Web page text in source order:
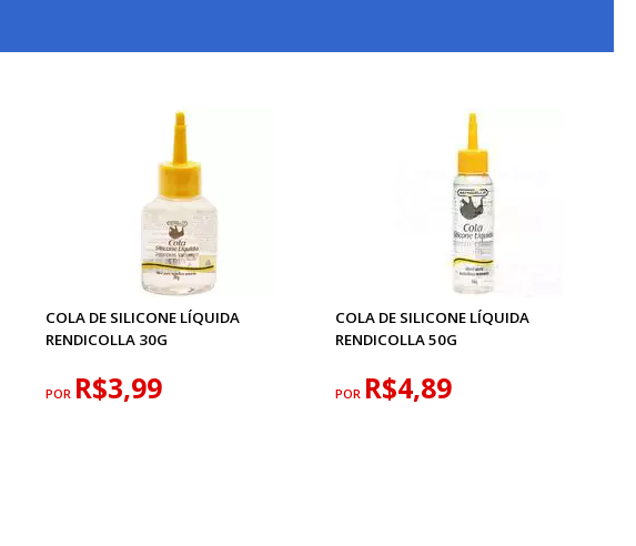
COLA DE SILICONE LÍQUIDA
RENDICOLLA 30G
POR R$3,99
COLA DE SILICONE LÍQUIDA
RENDICOLLA 50G
POR R$4,89